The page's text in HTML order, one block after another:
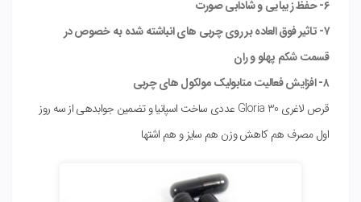
۶- حفظ زیبایی و شادابی صورت
۷- تاثیر فوق العاده بر روی چربی های انباشته شده به خصوص در
قسمت شکم پهلو و ران
۸- افزایش فعالیت متابولیک مولکول های چربی
قرص لاغری Gloria 30 عددی ساخت اسپانیا و تضمین جوابدهی از سه روز
اول مصرف هم کاهش وزن هم سایز و هم اشتها